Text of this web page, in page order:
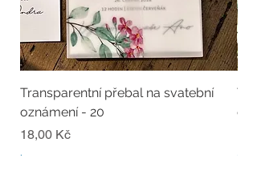
Transparentní přebal na svatební
oznámení - 20
Cena
18,00 Kč
.